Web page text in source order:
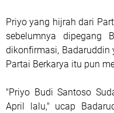
Priyo yang hijrah dari
sebelumnya dipegang
dikonfirmasi, Badaruddin
Partai Berkarya itu pun
"Priyo Budi Santoso
April lalu," ucap